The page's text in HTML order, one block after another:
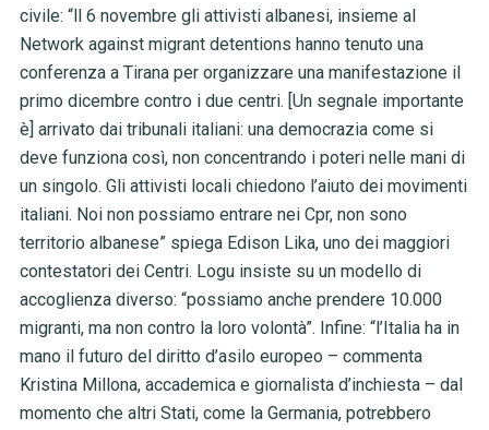
civile: “ll 6 novembre gli attivisti albanesi, insieme al
Network against migrant detentions hanno tenuto una
conferenza a Tirana per organizzare una manifestazione il
primo dicembre contro i due centri. [Un segnale importante
è] arrivato dai tribunali italiani: una democrazia come si
deve funziona così, non concentrando i poteri nelle mani di
un singolo. Gli attivisti locali chiedono l’aiuto dei movimenti
italiani. Noi non possiamo entrare nei Cpr, non sono
territorio albanese” spiega Edison Lika, uno dei maggiori
contestatori dei Centri. Logu insiste su un modello di
accoglienza diverso: “possiamo anche prendere 10.000
migranti, ma non contro la loro volontà”. Infine: “l’Italia ha in
mano il futuro del diritto d’asilo europeo – commenta
Kristina Millona, accademica e giornalista d’inchiesta – dal
momento che altri Stati, come la Germania, potrebbero